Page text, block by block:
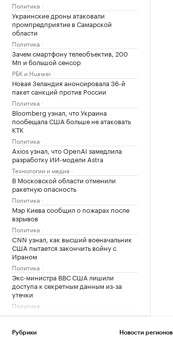
Политика
Украинские дроны атаковали
промпредприятие в Самарской
области
Политика
Зачем смартфону телеобъектив, 200
Мп и большой сенсор
РБК и Huawei
Новая Зеландия анонсировала 36-й
пакет санкций против России
Политика
Bloomberg узнал, что Украина
пообещала США больше не атаковать
КТК
Политика
Axios узнал, что OpenAI замедлила
разработку ИИ-модели Astra
Технологии и медиа
В Московской области отменили
ракетную опасность
Политика
Мэр Киева сообщил о пожарах после
взрывов
Политика
CNN узнал, как высший военачальник
США пытается закончить войну с
Ираном
Политика
Экс-министра ВВС США лишили
доступа к секретным данным из-за
утечки
Политика
Шуваев сообщил о системе
сеть и зарядка
Рубрики Новости регионов